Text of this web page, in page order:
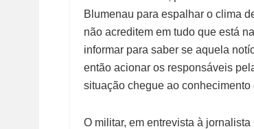
Blumenau para espalhar o clima
não acreditem em tudo que está
informar para saber se aquela
então acionar os responsáveis
situação chegue ao conhecimento
O militar, em entrevista à